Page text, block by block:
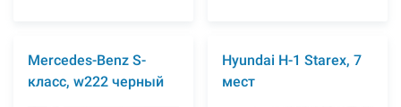
Mercedes-Benz S-
класс, w222 черный
Hyundai H-1 Starex, 7
мест